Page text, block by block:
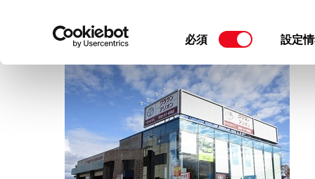
て」をご覧ください。
同
の
選
必須 設定
新津店